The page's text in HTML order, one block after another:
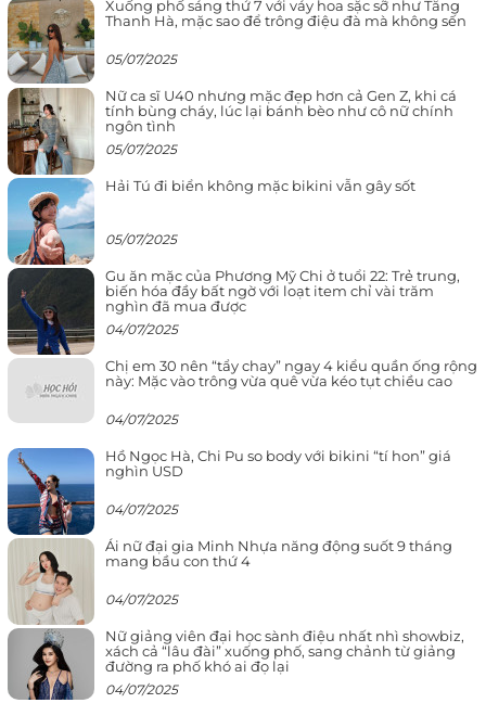
Xuống phố sáng thứ 7 với váy hoa sặc sỡ như Tăng
Thanh Hà, mặc sao để trông điệu đà mà không sến
05/07/2025
Nữ ca sĩ U40 nhưng mặc đẹp hơn cả Gen Z, khi cá
tính bùng cháy, lúc lại bánh bèo như cô nữ chính
ngôn tình
05/07/2025
Hải Tú đi biển không mặc bikini vẫn gây sốt
05/07/2025
Gu ăn mặc của Phương Mỹ Chi ở tuổi 22: Trẻ trung,
biến hóa đầy bất ngờ với loạt item chỉ vài trăm
nghìn đã mua được
04/07/2025
Chị em 30 nên “tẩy chay” ngay 4 kiểu quần ống rộng
này: Mặc vào trông vừa quê vừa kéo tụt chiều cao
04/07/2025
Hồ Ngọc Hà, Chi Pu so body với bikini “tí hon” giá
nghìn USD
04/07/2025
Ái nữ đại gia Minh Nhựa năng động suốt 9 tháng
mang bầu con thứ 4
04/07/2025
Nữ giảng viên đại học sành điệu nhất nhì showbiz,
xách cả “lâu đài” xuống phố, sang chảnh từ giảng
đường ra phố khó ai đọ lại
04/07/2025